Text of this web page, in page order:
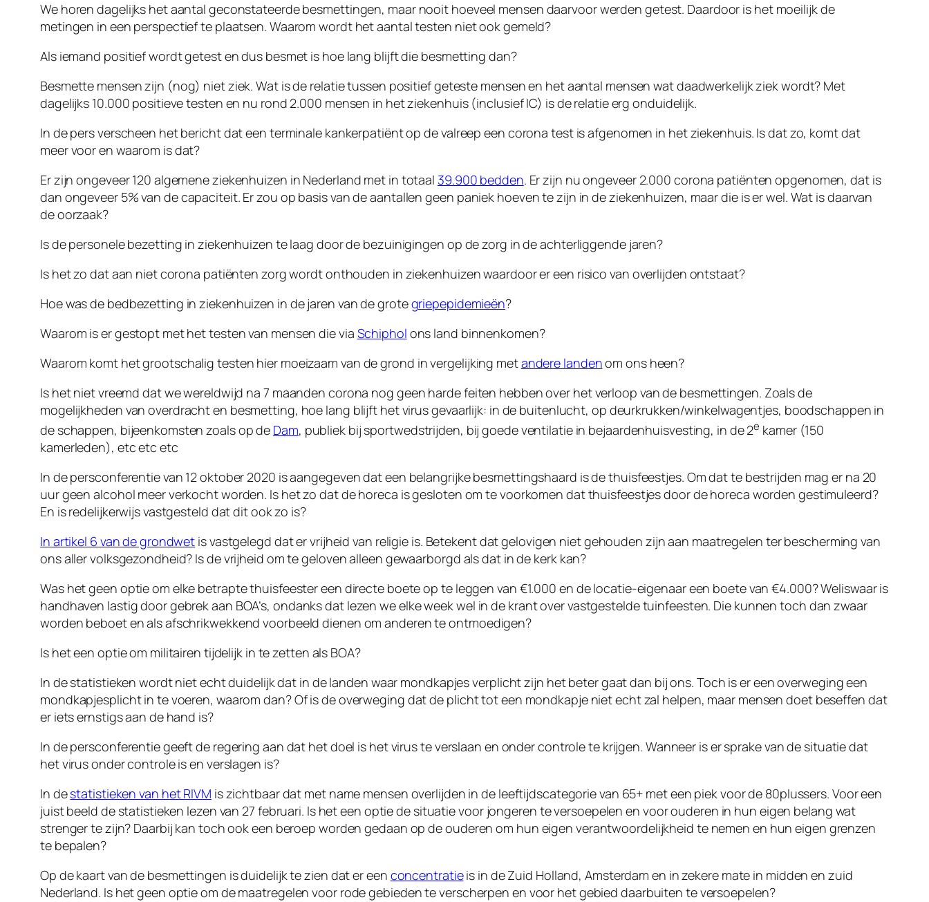
We horen dagelijks het aantal geconstateerde besmettingen, maar nooit hoeveel mensen daarvoor werden getest. Daardoor is het moeilijk de
metingen in een perspectief te plaatsen. Waarom wordt het aantal testen niet ook gemeld?
Als iemand positief wordt getest en dus besmet is hoe lang blijft die besmetting dan?
Besmette mensen zijn (nog) niet ziek. Wat is de relatie tussen positief geteste mensen en het aantal mensen wat daadwerkelijk ziek wordt? Met
dagelijks 10.000 positieve testen en nu rond 2.000 mensen in het ziekenhuis (inclusief IC) is de relatie erg onduidelijk.
In de pers verscheen het bericht dat een terminale kankerpatiënt op de valreep een corona test is afgenomen in het ziekenhuis. Is dat zo, komt dat
meer voor en waarom is dat?
Er zijn ongeveer 120 algemene ziekenhuizen in Nederland met in totaal 39.900 bedden. Er zijn nu ongeveer 2.000 corona patiënten opgenomen, dat is
dan ongeveer 5% van de capaciteit. Er zou op basis van de aantallen geen paniek hoeven te zijn in de ziekenhuizen, maar die is er wel. Wat is daarvan
de oorzaak?
Is de personele bezetting in ziekenhuizen te laag door de bezuinigingen op de zorg in de achterliggende jaren?
Is het zo dat aan niet corona patiënten zorg wordt onthouden in ziekenhuizen waardoor er een risico van overlijden ontstaat?
Hoe was de bedbezetting in ziekenhuizen in de jaren van de grotegriepepidemieën?
Waarom is er gestopt met het testen van mensen die via Schiphol ons land binnenkomen?
Waarom komt het grootschalig testen hier moeizaam van de grond in vergelijking metandere landenom ons heen?
Is het niet vreemd dat we wereldwijd na 7 maanden corona nog geen harde feiten hebben over het verloop van de besmettingen. Zoals de
mogelijkheden van overdracht en besmetting, hoe lang blijft het virus gevaarlijk: in de buitenlucht, op deurkrukken/winkelwagentjes, boodschappen in
de schappen, bijeenkomsten zoals op de Dam, publiek bij sportwedstrijden, bij goede ventilatie in bejaardenhuisvesting, in de 2e kamer (150
kamerleden), etc etc etc
In de persconferentie van 12 oktober 2020 is aangegeven dat een belangrijke besmettingshaard is de thuisfeestjes. Om dat te bestrijden mag er na 20
uur geen alcohol meer verkocht worden. Is het zo dat de horeca is gesloten om te voorkomen dat thuisfeestjes door de horeca worden gestimuleerd?
En is redelijkerwijs vastgesteld dat dit ook zo is?
In artikel 6 van de grondwet is vastgelegd dat er vrijheid van religie is. Betekent dat gelovigen niet gehouden zijn aan maatregelen ter bescherming van
ons aller volksgezondheid? Is de vrijheid om te geloven alleen gewaarborgd als dat in de kerk kan?
Was het geen optie om elke betrapte thuisfeester een directe boete op te leggen van €1.000 en de locatie-eigenaar een boete van €4.000? Weliswaar is
handhaven lastig door gebrek aan BOA’s, ondanks dat lezen we elke week wel in de krant over vastgestelde tuinfeesten. Die kunnen toch dan zwaar
worden beboet en als afschrikwekkend voorbeeld dienen om anderen te ontmoedigen?
Is het een optie om militairen tijdelijk in te zetten als BOA?
In de statistieken wordt niet echt duidelijk dat in de landen waar mondkapjes verplicht zijn het beter gaat dan bij ons. Toch is er een overweging een
mondkapjesplicht in te voeren, waarom dan? Of is de overweging dat de plicht tot een mondkapje niet echt zal helpen, maar mensen doet beseffen dat
er iets ernstigs aan de hand is?
In de persconferentie geeft de regering aan dat het doel is het virus te verslaan en onder controle te krijgen. Wanneer is er sprake van de situatie dat
het virus onder controle is en verslagen is?
In destatistieken van het RIVM is zichtbaar dat met name mensen overlijden in de leeftijdscategorie van 65+ met een piek voor de 80plussers. Voor een
juist beeld de statistieken lezen van 27 februari. Is het een optie de situatie voor jongeren te versoepelen en voor ouderen in hun eigen belang wat
strenger te zijn? Daarbij kan toch ook een beroep worden gedaan op de ouderen om hun eigen verantwoordelijkheid te nemen en hun eigen grenzen
te bepalen?
Op de kaart van de besmettingen is duidelijk te zien dat er een concentratieis in de Zuid Holland, Amsterdam en in zekere mate in midden en zuid
Nederland. Is het geen optie om de maatregelen voor rode gebieden te verscherpen en voor het gebied daarbuiten te versoepelen?